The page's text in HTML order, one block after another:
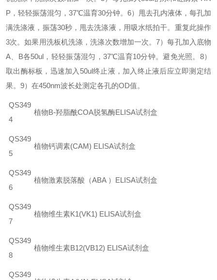
P ，轻轻振荡混匀， 37℃温育30分钟。 6）甩去孔内液体，每孔加
满洗涤液，振荡30秒，甩去洗涤液，用吸水纸拍干。重复此操作
3次。如果用洗板机洗涤，洗涤次数增加一次。7）每孔加入底物
A
B各50ul ，轻轻振荡混匀， 37℃温育10分钟。避免光照。 8）
取出酶标板，迅速加入 50ul终止液，加入终止液后应立即测定结
果。 9）在450nm波长处测定各孔的OD值。
QS349
4
植物B-羟脂酰COA脱氢酶ELISA试剂盒
QS349
5
植物钙调素(CAM) ELISA试剂盒
QS349
6
植物激素脱落酸（ABA ）ELISA试剂盒
QS349
7
植物维生素K1(VK1) ELISA试剂盒
QS349
8
植物维生素B12(VB12) ELISA试剂盒
QS349